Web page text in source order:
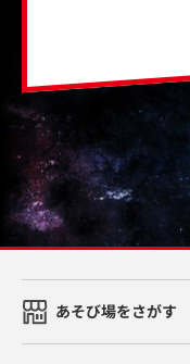
あそび場をさがす